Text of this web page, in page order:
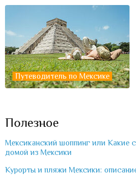
Путеводитель по Мексике
Полезное
Мексиканский шоппинг или Какие
домой из Мексики
Курорты и пляжи Мексики: